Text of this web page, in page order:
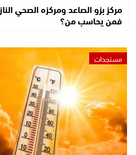
مركز بزو الصاعد ومركزه الصحي
فمن يحاسب من؟
مستجدات